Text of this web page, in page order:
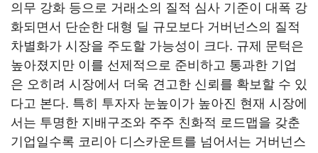
의무 강화 등으로 거래소의 질적 심사 기준이 대폭 강
화되면서 단순한 대형 딜 규모보다 거버넌스의 질적
차별화가 시장을 주도할 가능성이 크다. 규제 문턱은
높아졌지만 이를 선제적으로 준비하고 통과한 기업
은 오히려 시장에서 더욱 견고한 신뢰를 확보할 수 있
다고 본다. 특히 투자자 눈높이가 높아진 현재 시장에
서는 투명한 지배구조와 주주 친화적 로드맵을 갖춘
기업일수록 코리아 디스카운트를 넘어서는 거버넌스